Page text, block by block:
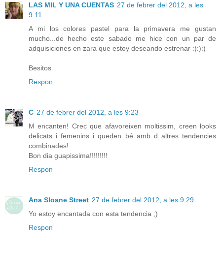
LAS MIL Y UNA CUENTAS 27 de febrer del 2012, a les
9:11
A mi los colores pastel para la primavera me gustan
mucho...de hecho este sabado me hice con un par de
adquisiciones en zara que estoy deseando estrenar :):):)
Besitos
Respon
C 27 de febrer del 2012, a les 9:23
M encanten! Crec que afavoreixen moltissim, creen looks
delicats i femenins i queden bé amb d altres tendencies
combinades!
Bon dia guapissima!!!!!!!!!
Respon
Ana Sloane Street 27 de febrer del 2012, a les 9:29
Yo estoy encantada con esta tendencia ;)
Respon